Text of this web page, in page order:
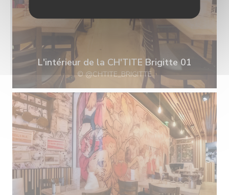
L'intérieur de la CH'TITE Brigitte 01
© @CHTITE_BRIGITTE